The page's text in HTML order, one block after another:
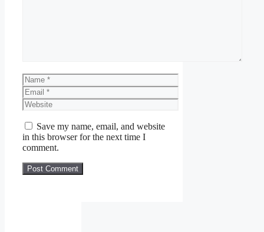
Name
Email
Website
Save my name, email, and website
in this browser for the next time I
comment.